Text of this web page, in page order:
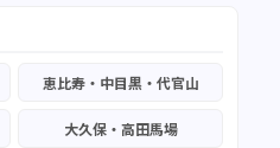
恵比寿・中目黒・代官山
大久保・高田馬場